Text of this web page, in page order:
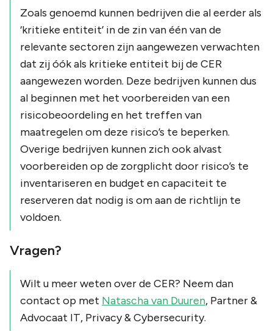
Zoals genoemd kunnen bedrijven die al eerder als
‘kritieke entiteit’ in de zin van één van de
relevante sectoren zijn aangewezen verwachten
dat zij óók als kritieke entiteit bij de CER
aangewezen worden. Deze bedrijven kunnen dus
al beginnen met het voorbereiden van een
risicobeoordeling en het treffen van
maatregelen om deze risico’s te beperken.
Overige bedrijven kunnen zich ook alvast
voorbereiden op de zorgplicht door risico’s te
inventariseren en budget en capaciteit te
reserveren dat nodig is om aan de richtlijn te
voldoen.
Vragen?
Wilt u meer weten over de CER? Neem dan
contact op met Natascha van Duuren, Partner &
Advocaat IT, Privacy & Cybersecurity.